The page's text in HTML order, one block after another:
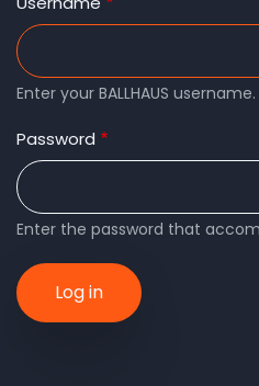
Enter your BALLHAUS username.
Password
Enter the password that